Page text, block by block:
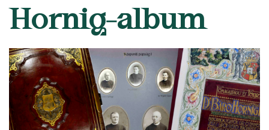
Hornig-album